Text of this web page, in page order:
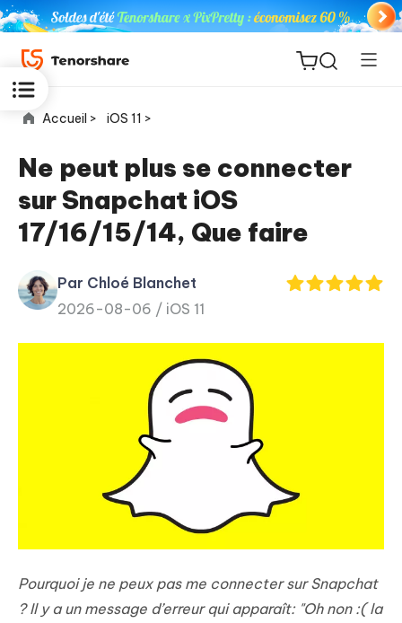
ReiBoot
for iOS
PDNob
PDF
New
Accueil > iOS 11 >
Ne peut plus se connecter
sur Snapchat iOS
17/16/15/14, Que faire
Par Chloé Blanchet
2026-08-06 / iOS 11
Pourquoi je ne peux pas me connecter sur Snapchat
? Il y a un message d’erreur qui apparaît: "Oh non :( la